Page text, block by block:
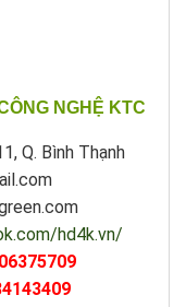
NGHỆ KTC
Q. Bình Thạnh
hd4k.vn/